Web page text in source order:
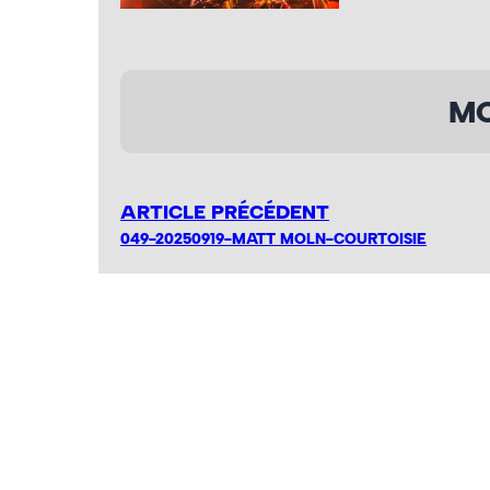
ARTICLE PRÉCÉDENT
049-20250919-MATT MOLN-COURTOISIE